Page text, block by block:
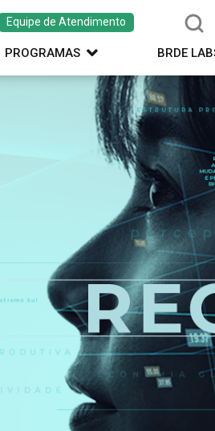
Equipe de Atendimento
PROGRAMAS BRDE